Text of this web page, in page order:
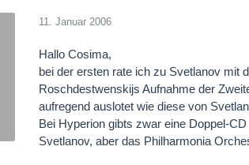
11. Januar 2006
Hallo Cosima,
bei der ersten rate ich zu Svetlanov mit
Roschdestwenskijs Aufnahme der
aufregend auslotet wie diese von
Bei Hyperion gibts zwar eine Doppel-
Svetlanov, aber das Philharmonia